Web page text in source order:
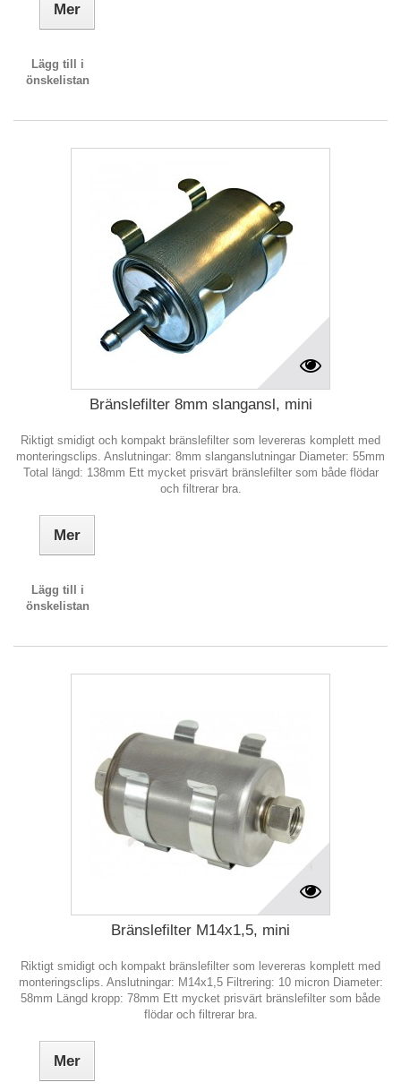
Mer
Lägg till i
önskelistan
Bränslefilter 8mm slangansl, mini
Riktigt smidigt och kompakt bränslefilter som levereras komplett med
monteringsclips. Anslutningar: 8mm slanganslutningar Diameter: 55mm
Total längd: 138mm Ett mycket prisvärt bränslefilter som både flödar
och filtrerar bra.
Mer
Lägg till i
önskelistan
Bränslefilter M14x1,5, mini
Riktigt smidigt och kompakt bränslefilter som levereras komplett med
monteringsclips. Anslutningar: M14x1,5 Filtrering: 10 micron Diameter:
58mm Längd kropp: 78mm Ett mycket prisvärt bränslefilter som både
flödar och filtrerar bra.
Mer